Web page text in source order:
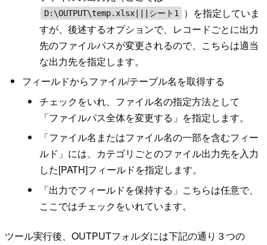
D:\OUTPUT\temp.xlsx|||シート1
）を指定していま
すが、後述するオプションで、レコードごとに出力
先のファイルパスが変更されるので、こちらは適当
な出力先を指定します。
フィールドからファイル/テーブル名を取得する
チェックをいれ、ファイル名の指定方法として
「ファイルパス全体を変更する」を指定します。
「ファイル名またはファイル名の一部を含むフィー
ルド」には、カテゴリごとのファイル出力先を入力
した[PATH]フィールドを指定します。
「出力でフィールドを保持する」こちらは任意で、
ここではチェックをいれています。
ツール実行後、OUTPUTフォルダには下記の通り３つの